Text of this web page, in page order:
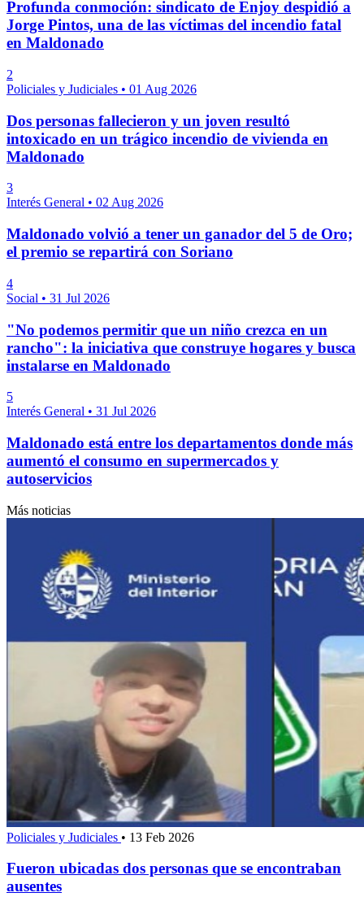
Profunda conmoción: sindicato de Enjoy despidió a
Jorge Pintos, una de las víctimas del incendio fatal
en Maldonado
2
Policiales y Judiciales • 01 Aug 2026
Dos personas fallecieron y un joven resultó
intoxicado en un trágico incendio de vivienda en
Maldonado
3
Interés General • 02 Aug 2026
Maldonado volvió a tener un ganador del 5 de Oro;
el premio se repartirá con Soriano
4
Social • 31 Jul 2026
"No podemos permitir que un niño crezca en un
rancho": la iniciativa que construye hogares y busca
instalarse en Maldonado
5
Interés General • 31 Jul 2026
Maldonado está entre los departamentos donde más
aumentó el consumo en supermercados y
autoservicios
Más noticias
Policiales y Judiciales • 13 Feb 2026
Fueron ubicadas dos personas que se encontraban
ausentes